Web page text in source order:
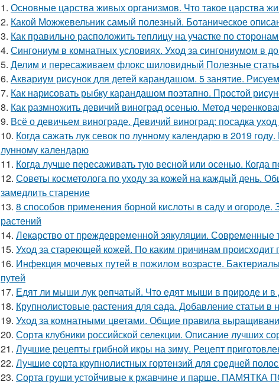
1. Основные царства живых организмов. Что такое царства
2. Какой Можжевельник самый полезный. Ботаническое
3. Как правильно расположить теплицу на участке по
4. Сингониум в комнатных условиях. Уход за сингониумом в
5. Делим и пересаживаем флокс шиловидный Полезные
6. Аквариум рисунок для детей карандашом. 5 занятие.
7. Как нарисовать рыбку карандашом поэтапно. Простой
8. Как размножить девичий виноград осенью. Метод
9. Всё о девичьем винограде. Девичий виноград: посадка
10. Когда сажать лук севок по лунному календарю в 2019
лунному календарю
11. Когда лучше пересаживать тую весной или осенью. Когда
12. Советы косметолога по уходу за кожей на каждый день.
замедлить старение
13. 8 способов применения борной кислоты в саду и огороде.
растений
14. Лекарство от преждевременной эякуляции.
15. Уход за стареющей кожей. По каким причинам
16. Инфекция мочевых путей в пожилом возрасте.
путей
17. Едят ли мыши лук репчатый. Что едят мыши в природе и
18. Крупнолистовые растения для сада. Добавление статьи в
19. Уход за комнатными цветами. Общие правила
20. Сорта клубники российской селекции. Описание лучших
21. Лучшие рецепты грибной икры на зиму. Рецепт
22. Лучшие сорта крупнолистных гортензий для средней
23. Сорта груши устойчивые к ржавчине и парше.